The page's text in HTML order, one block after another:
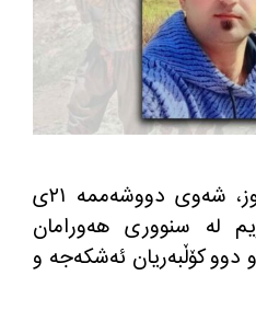
به‌پێی ڕاپۆرتی كۆڵبه‌رنیووز، شه‌وی دووشه‌ممه‌ ٢١ی
له‌ سنووری هه‌ورامان
و دوو كۆڵبه‌ریان ئه‌شكه‌جه و